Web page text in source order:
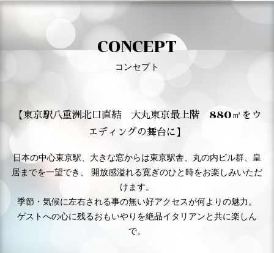
CONCEPT
コンセプト
【東京駅八重洲北口直結 大丸東京最上階 880㎡をウ
エディングの舞台に】
日本の中心東京駅、大きな窓からは東京駅舎、丸の内ビル群、皇
居までを一望でき、 開放感溢れる寛ぎのひと時をお楽しみいただ
けます。
季節・気候に左右される事の無い好アクセスが何よりの魅力。
ゲストへの心に残るおもいやりを絶品イタリアンと共に楽しん
で。